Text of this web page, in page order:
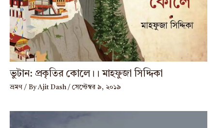
ভুটান: প্রকৃতির কোলে।। মাহফুজা সিদ্দিকা
ভ্রমণ / ByAjit Dash / সেপ্টেম্বর ৯, ২০১৯